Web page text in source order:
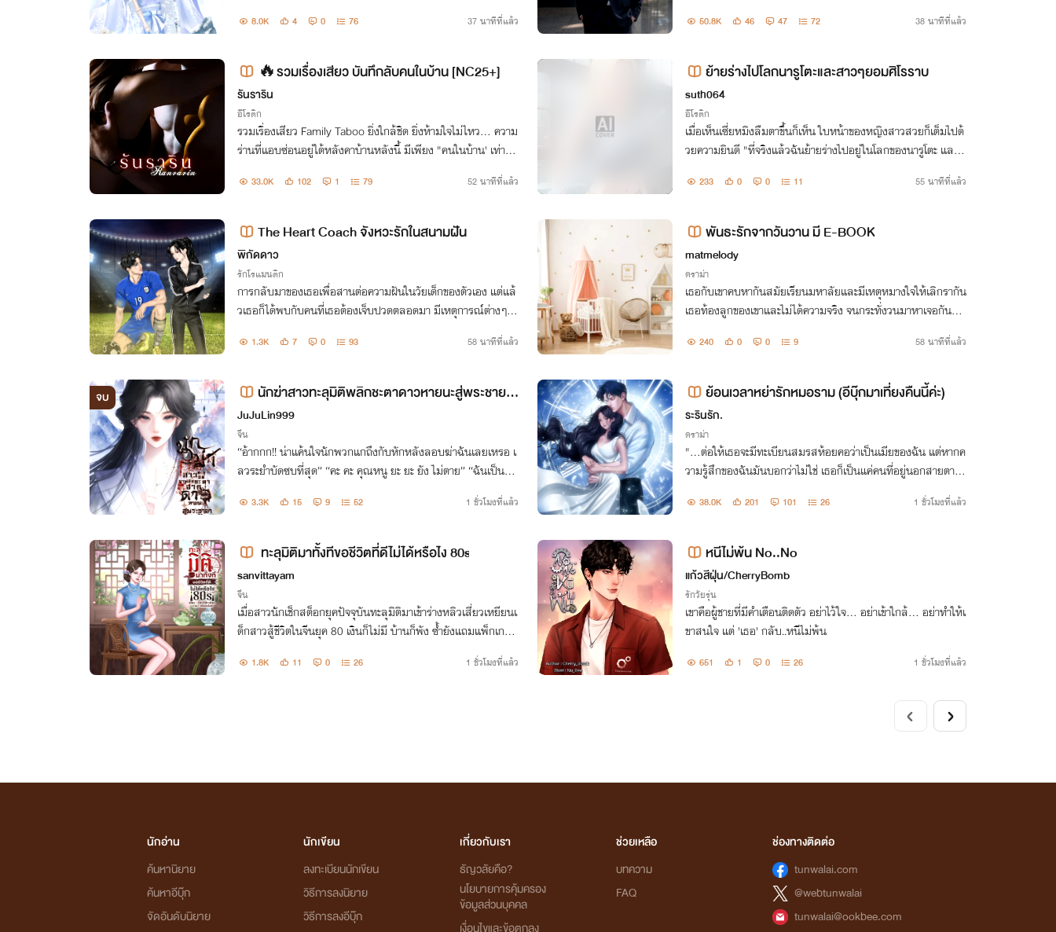
นสนอง พวกมันต้องชดใช้!
8.0K 4 0 76 37 นาทีที่แล้ว
บ 50.8K 46 47 72 38 นาทีที่แล้ว
🔥รวมเรื่องเสียว บันทึกลับคนในบ้าน [NC25+]
รันราริน
อีโรติก
รวมเรื่องเสียว Family Taboo ยิ่งใกล้ชิด ยิ่งห้ามใจไม่ไหว... ความ
ร่านที่แอบซ่อนอยู่ใต้หลังคาบ้านหลังนี้ มีเพียง "คนในบ้าน' เท่านั้น
33.0K 102 1 79 52 นาทีที่แล้ว
ย้ายร่างไปโลกนารูโตะและ​สาวๆยอมศิโรราบ​
suth064
อีโรติก
เมื่อเห็นเซี่ยหมิงลืมตาขึ้นก็เห็น ใบหน้าของหญิงสาวสวยก็เต็มไปด้
วยความยินดี "ที่จริงแล้วฉันย้ายร่างไปอยู่ในโลกของนารูโตะ และก
โอบิโตะ!"
233 0 0 11 55 นาทีที่แล้ว
The Heart Coach จังหวะรักในสนามฝัน
พิกัดดาว
รักโรแมนติก
การกลับมาของเธอเพื่อสานต่อความฝันในวัยเด็กของตัวเอง แต่แล้
วเธอก็ได้พบกับคนที่เธอต้องเจ็บปวดตลอดมา มีเหตุการณ์ต่างๆที่เ
1.3K 7 0 93 58 นาทีที่แล้ว
พันธะรักจากวันวาน มี E-BOOK
matmelody
ดราม่า
เธอกับเขาคบหากันสมัยเรียนมหาลัยและมีเหตุหมางใจให้เลิกรากัน
เธอท้องลูกของเขาและไม่ได้ความจริง จนกระทั่งวนมาหาเจอกันอีก
240 0 0 9 58 นาทีที่แล้ว
จบ
นักฆ่าสาวทะลุมิติพลิกชะตาดาวหายนะสู่พระชายา
ผู้เหี้ยมโหด
JuJuLin999
จีน
“อ้ากกก!! น่าแค้นใจนักพวกแกถึงกับหักหลังลอบฆ่าฉันเลยเหรอ เ
ลวระยำบัดซบที่สุด” “คะ คะ คุณหนู ยะ ยะ ยัง ไม่ตาย” “ฉันเป็นถึง
3.3K 15 9 52 1 ชั่วโมงที่แล้ว
ย้อนเวลาหย่ารักหมอราม (อีบุ๊กมาเที่ยงคืนนี้ค่ะ)
ระรินรัก.
ดราม่า
"...ต่อให้เธอจะมีทะเบียนสมรสห้อยคอว่าเป็นเมียของฉัน แต่หากค
วามรู้สึกของฉันมันบอกว่าไม่ใช่ เธอก็เป็นแค่คนที่อยู่นอกสายตาขอ
38.0K 201 101 26 1 ชั่วโมงที่แล้ว
ทะลุมิติมาทั้งทีขอชีวิตที่ดีไม่ได้หรือไง 80s
sanvittayam
จีน
เมื่อสาวนักเช็กสต็อกยุคปัจจุบันทะลุมิติมาเข้าร่างหลิวเสี่ยวเหยียนเ
ด็กสาวสู้ชีวิตในจีนยุค 80 เงินก็ไม่มี บ้านก็พัง ซ้ำยังแถมแพ็กเกจโค
1.8K 11 0 26 1 ชั่วโมงที่แล้ว
หนีไม่พ้น No..No
แก้วสีฝุ่น/CherryBomb
รักวัยรุ่น
เขาคือผู้ชายที่มีคำเตือนติดตัว อย่าไว้ใจ... อย่าเข้าใกล้... อย่าทำให้เ
ขาสนใจ แต่ 'เธอ' กลับ..หนีไม่พ้น
651 1 0 26 1 ชั่วโมงที่แล้ว
นักอ่าน
ค้นหานิยาย
ค้นหาอีบุ๊ก
จัดอันดับนิยาย
นักเขียน
ลงทะเบียนนักเขียน
วิธีการลงนิยาย
วิธีการลงอีบุ๊ก
เกี่ยวกับเรา
ธัญวลัยคือ?
นโยบายการคุ้มครอง
ข้อมูลส่วนบุคคล
ช่วยเหลือ
บทความ
FAQ
ช่องทางติดต่อ
tunwalai.com
@webtunwalai
tunwalai@ookbee.com